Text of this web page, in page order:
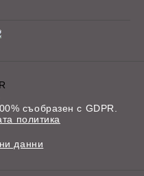
съобразен с GDPR.
политика
данни